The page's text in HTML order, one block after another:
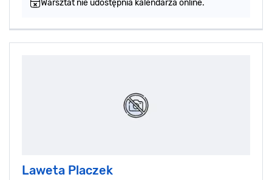
Warsztat nie udostępnia kalendarza online.
Laweta Placzek